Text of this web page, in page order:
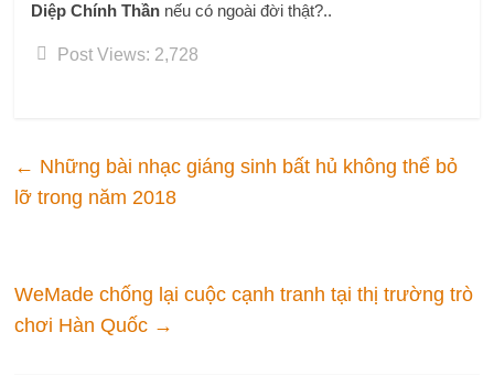
Diệp Chính Thần nếu có ngoài đời thật?..
Post Views: 2,728
← Những bài nhạc giáng sinh bất hủ không thể bỏ
lỡ trong năm 2018
WeMade chống lại cuộc cạnh tranh tại thị trường trò
chơi Hàn Quốc →